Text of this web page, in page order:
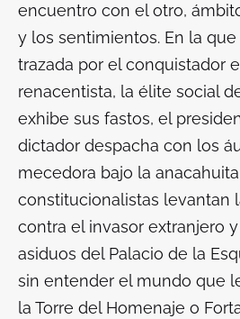
encuentro con el otro,
y los sentimientos. En la que
trazada por el conquistador
renacentista, la élite social
exhibe sus fastos, el
dictador despacha con los
mecedora bajo la
constitucionalistas levantan
contra el invasor extranjero
asiduos del Palacio de la
sin entender el mundo que
la Torre del Homenaje o